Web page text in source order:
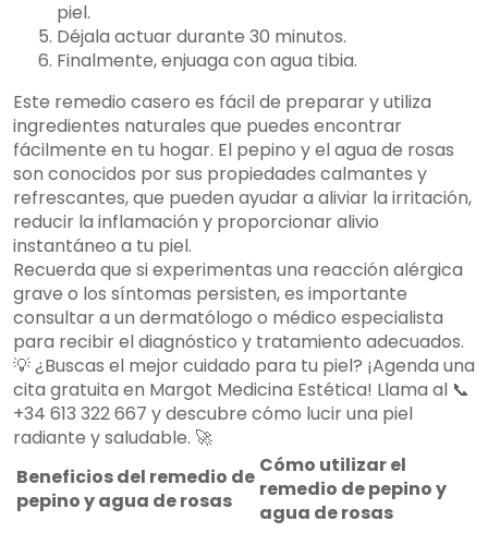
piel.
Déjala actuar durante 30 minutos.
Finalmente, enjuaga con agua tibia.
Este remedio casero es fácil de preparar y utiliza
ingredientes naturales que puedes encontrar
fácilmente en tu hogar. El pepino y el agua de rosas
son conocidos por sus propiedades calmantes y
refrescantes, que pueden ayudar a aliviar la irritación,
reducir la inflamación y proporcionar alivio
instantáneo a tu piel.
Recuerda que si experimentas una reacción alérgica
grave o los síntomas persisten, es importante
consultar a un dermatólogo o médico especialista
para recibir el diagnóstico y tratamiento adecuados.
💡 ¿Buscas el mejor cuidado para tu piel? ¡Agenda una
cita gratuita en Margot Medicina Estética! Llama al 📞
+34 613 322 667 y descubre cómo lucir una piel
radiante y saludable. 🚀
Beneficios del remedio de
pepino y agua de rosas
Cómo utilizar el
remedio de pepino y
agua de rosas